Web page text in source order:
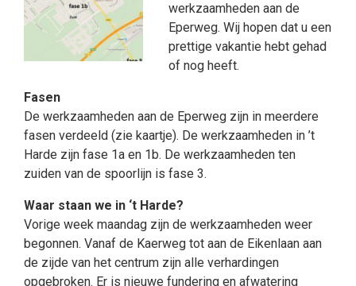
werkzaamheden aan de
Eperweg. Wij hopen dat u een
prettige vakantie hebt gehad
of nog heeft.
Fasen
De werkzaamheden aan de Eperweg zijn in meerdere
fasen verdeeld (zie kaartje). De werkzaamheden in ’t
Harde zijn fase 1a en 1b. De werkzaamheden ten
zuiden van de spoorlijn is fase 3.
Waar staan we in ‘t Harde?
Vorige week maandag zijn de werkzaamheden weer
begonnen. Vanaf de Kaerweg tot aan de Eikenlaan aan
de zijde van het centrum zijn alle verhardingen
opgebroken. Er is nieuwe fundering en afwatering